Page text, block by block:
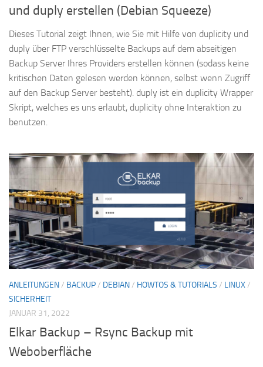
und duply erstellen (Debian Squeeze)
Dieses Tutorial zeigt Ihnen, wie Sie mit Hilfe von duplicity und
duply über FTP verschlüsselte Backups auf dem abseitigen
Backup Server Ihres Providers erstellen können (sodass keine
kritischen Daten gelesen werden können, selbst wenn Zugriff
auf den Backup Server besteht). duply ist ein duplicity Wrapper
Skript, welches es uns erlaubt, duplicity ohne Interaktion zu
benutzen.
ANLEITUNGEN/ BACKUP/ DEBIAN/ HOWTOS & TUTORIALS / LINUX/
SICHERHEIT
JANUAR 31, 2022
Elkar Backup – Rsync Backup mit
Weboberfläche